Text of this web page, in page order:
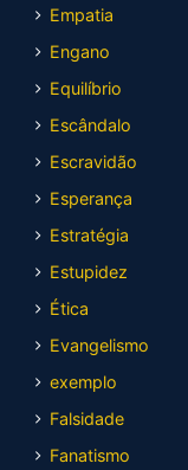
Empatia
Engano
Equilíbrio
Escândalo
Escravidão
Esperança
Estratégia
Estupidez
Ética
Evangelismo
exemplo
Falsidade
Fanatismo